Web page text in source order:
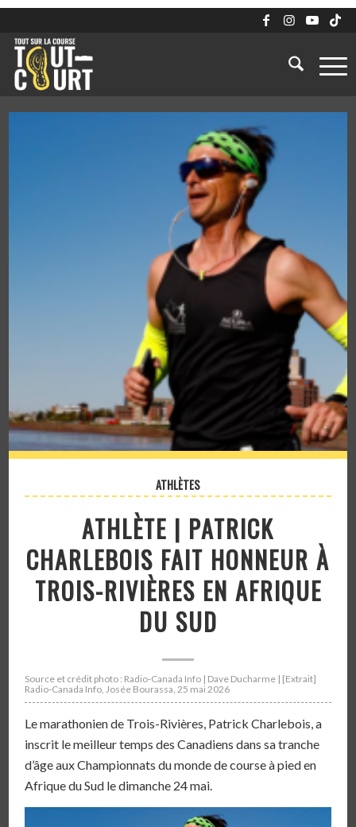
ATHLÈTES
ATHLÈTE | PATRICK
CHARLEBOIS FAIT HONNEUR À
TROIS-RIVIÈRES EN AFRIQUE
DU SUD
Source et crédit photo : Radio-Canada Info | Dave Ducharme | [Extrait]
Radio-Canada Info, Josée Bourassa, 25 mai 2026
Le marathonien de Trois-Rivières, Patrick Charlebois, a
inscrit le meilleur temps des Canadiens dans sa tranche
d’âge aux Championnats du monde de course à pied en
Afrique du Sud le dimanche 24 mai.